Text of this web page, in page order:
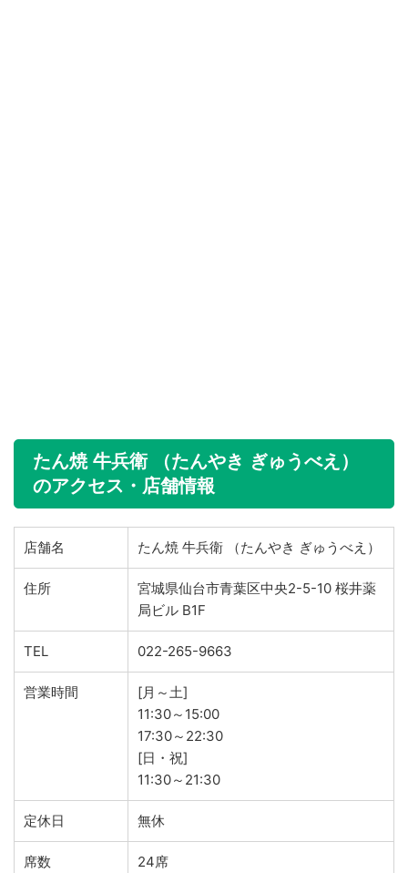
たん焼 牛兵衛 （たんやき ぎゅうべえ）
のアクセス・店舗情報
店舗名 たん焼 牛兵衛 （たんやき ぎゅうべえ）
住所
宮城県仙台市青葉区中央2-5-10 桜井薬
局ビル B1F
TEL 022-265-9663
営業時間
[月～土]
11:30～15:00
17:30～22:30
[日・祝]
11:30～21:30
定休日 無休
席数
24席